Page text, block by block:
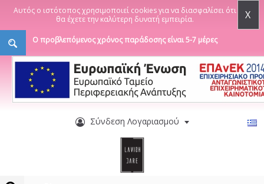
Αυτός ο ιστότοπος χρησιμοποιεί cookies για να διασφαλίσει ότι
θα έχετε την καλύτερη δυνατή εμπειρία.
X
Ο προβλεπόμενος χρόνος παράδοσης είναι 5-7 μέρες
Σύνδεση Λογαριασμού